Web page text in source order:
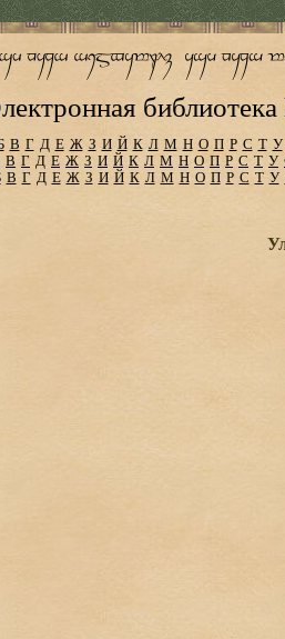
В Г Д Е Ж З И Й К Л М Н О П Р С Т У
В Г Д Е Ж З И Й К Л М Н О П Р С Т У
В Г Д Е Ж З И Й К Л М Н О П Р С Т У